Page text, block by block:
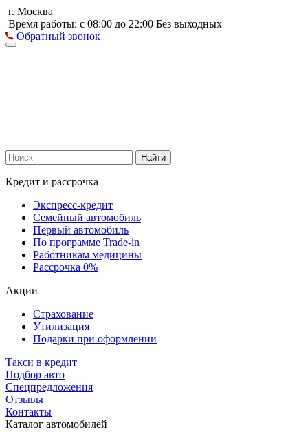
г. Москва
Время работы: с 08:00 до 22:00 Без выходных
Обратный звонок
Найти
Кредит и рассрочка
Экспресс-кредит
Семейный автомобиль
Первый автомобиль
По программе Trade-in
Работникам медицины
Рассрочка 0%
Акции
Страхование
Утилизация
Подарки при оформлении
Такси в кредит
Подбор авто
Спецпредложения
Отзывы
Контакты
Каталог автомобилей